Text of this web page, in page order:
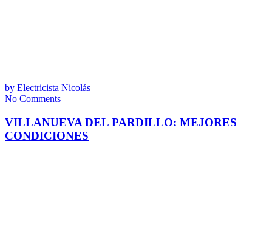
by Electricista Nicolás
No Comments
VILLANUEVA DEL PARDILLO: MEJORES
CONDICIONES